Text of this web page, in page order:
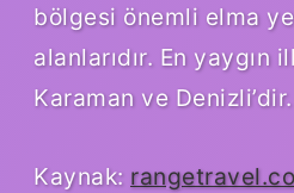
bölgesi önemli elma
alanlarıdır. En yaygın
Karaman ve Denizli’dir.
Kaynak: